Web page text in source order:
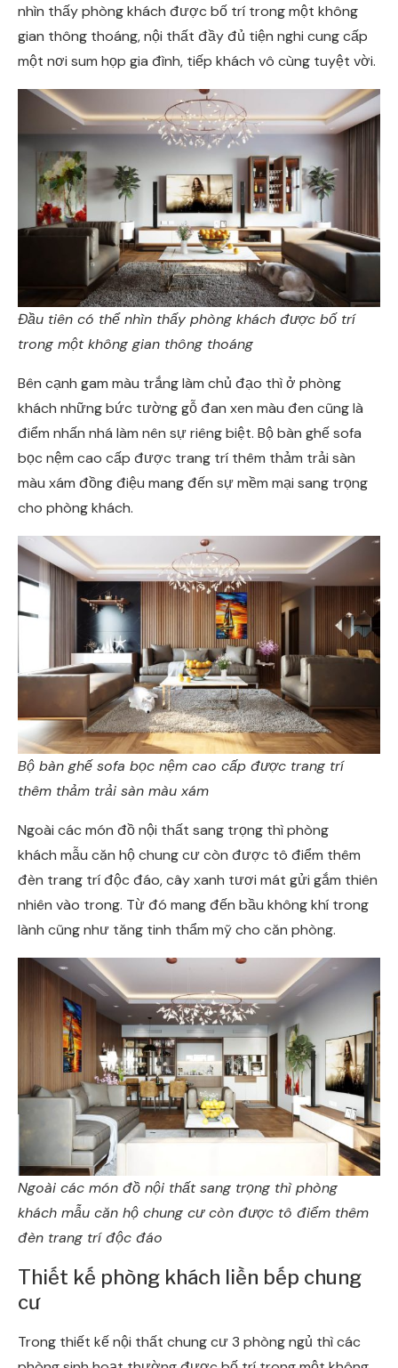
nhìn thấy phòng khách được bố trí trong một không
gian thông thoáng, nội thất đầy đủ tiện nghi cung cấp
một nơi sum họp gia đình, tiếp khách vô cùng tuyệt vời.
Đầu tiên có thể nhìn thấy phòng khách được bố trí
trong một không gian thông thoáng
Bên cạnh gam màu trắng làm chủ đạo thì ở phòng
khách những bức tường gỗ đan xen màu đen cũng là
điểm nhấn nhá làm nên sự riêng biệt. Bộ bàn ghế sofa
bọc nệm cao cấp được trang trí thêm thảm trải sàn
màu xám đồng điệu mang đến sự mềm mại sang trọng
cho phòng khách.
Bộ bàn ghế sofa bọc nệm cao cấp được trang trí
thêm thảm trải sàn màu xám
Ngoài các món đồ nội thất sang trọng thì phòng
khách mẫu căn hộ chung cư còn được tô điểm thêm
đèn trang trí độc đáo, cây xanh tươi mát gửi gắm thiên
nhiên vào trong. Từ đó mang đến bầu không khí trong
lành cũng như tăng tinh thẩm mỹ cho căn phòng.
Ngoài các món đồ nội thất sang trọng thì phòng
khách mẫu căn hộ chung cư còn được tô điểm thêm
đèn trang trí độc đáo
Thiết kế phòng khách liền bếp chung
cư
Trong thiết kế nội thất chung cư 3 phòng ngủ thì các